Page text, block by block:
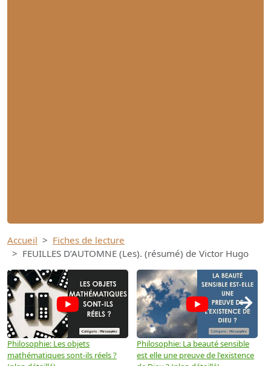
Accueil
Fiches de lecture
FEUILLES D’AUTOMNE (Les). (résumé) de Victor Hugo
Philosophie: Les objets
mathématiques sont-ils réels ?
Philosophie: La beauté sensible
est elle une preuve de l'existence
→